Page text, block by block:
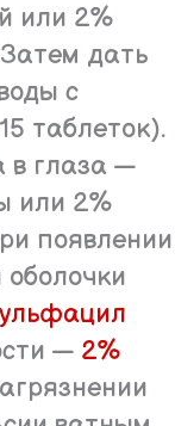
или 2%
дать
с
таблеток).
в глаза —
или 2%
появлении
— 2%